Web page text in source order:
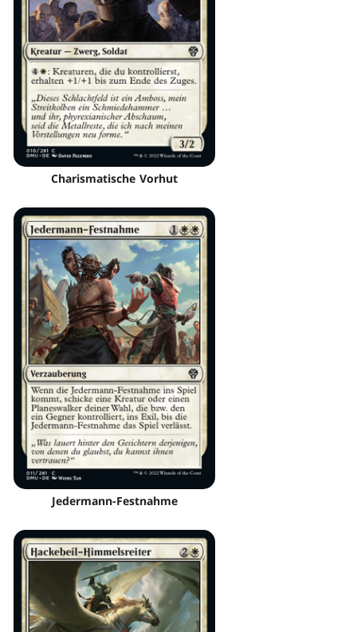
Charismatische Vorhut
Jedermann-Festnahme